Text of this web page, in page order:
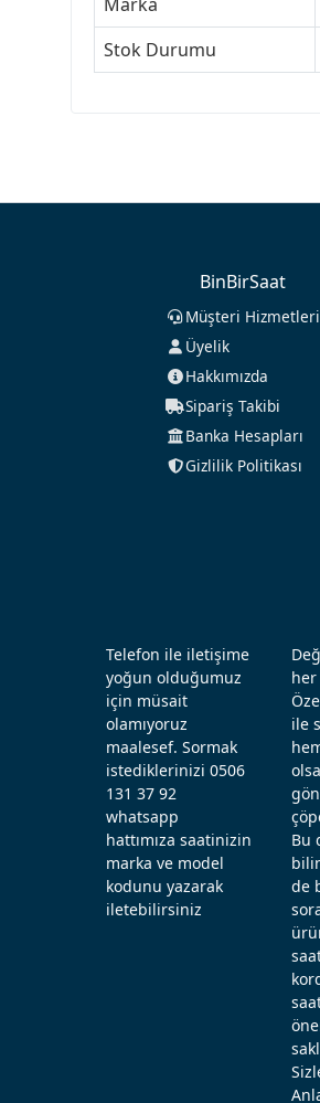
Marka
Stok Durumu
BinBirSaat
Müşteri Hizmetleri
Üyelik
Hakkımızda
Sipariş Takibi
Banka Hesapları
Gizlilik Politikası
Telefon ile iletişime
yoğun olduğumuz
için müsait
olamıyoruz
maalesef. Sormak
istediklerinizi 0506
131 37 92
whatsapp
hattımıza saatinizin
marka ve model
kodunu yazarak
iletebilirsiniz
her
ile
Bu
de